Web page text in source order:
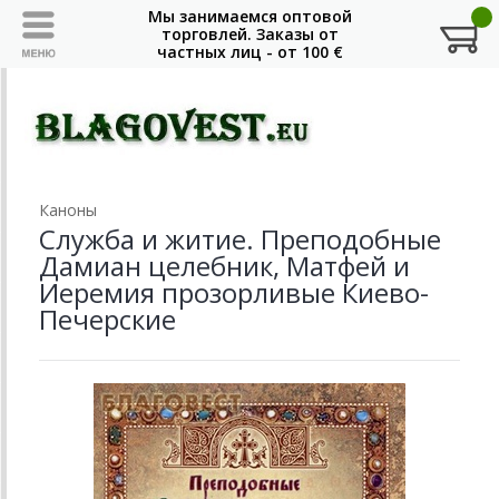
Каноны
Служба и житие. Преподобные
Дамиан целебник, Матфей и
Иеремия прозорливые Киево-
Печерские